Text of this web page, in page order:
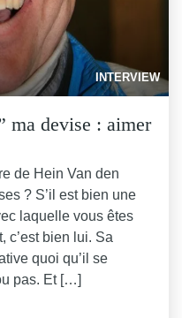
INTERVIEW
ma devise : aimer
de Hein Van den
? S’il est bien une
laquelle vous êtes
c’est bien lui. Sa
quoi qu’il se
pas. Et […]